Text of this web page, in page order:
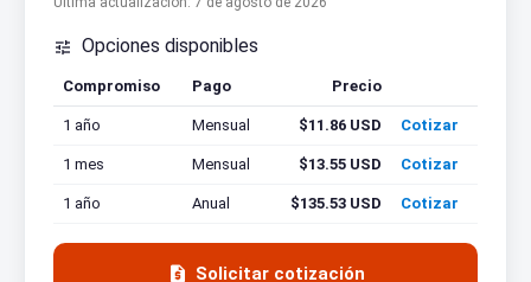
 Opciones disponibles
Compromiso Pago Precio
1 año
Mensual $11.86 USD Cotizar
1 mes Mensual $13.55 USD Cotizar
1 año Anual $135.53 USD Cotizar
 Solicitar cotización